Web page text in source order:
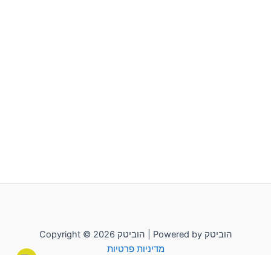
Copyright © 2026 הוביטק | Powered by הוביטק
מדיניות פרטיות